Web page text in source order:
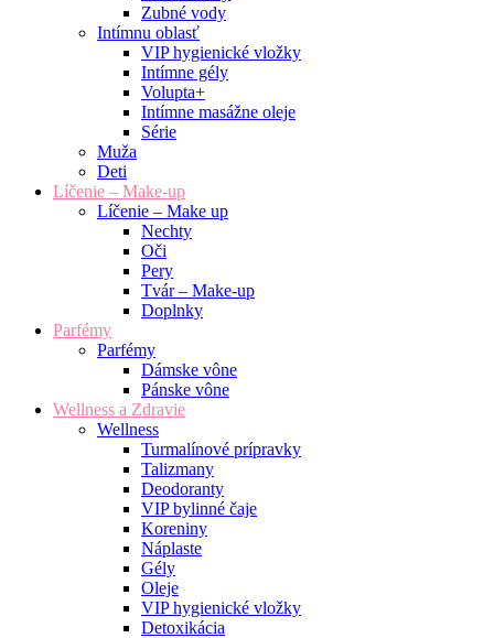
Zubné vody
Intímnu oblasť
VIP hygienické vložky
Intímne gély
Volupta+
Intímne masážne oleje
Série
Muža
Deti
Líčenie – Make-up
Líčenie – Make up
Nechty
Oči
Pery
Tvár – Make-up
Doplnky
Parfémy
Parfémy
Dámske vône
Pánske vône
Wellness a Zdravie
Wellness
Turmalínové prípravky
Talizmany
Deodoranty
VIP bylinné čaje
Koreniny
Náplaste
Gély
Oleje
VIP hygienické vložky
Detoxikácia